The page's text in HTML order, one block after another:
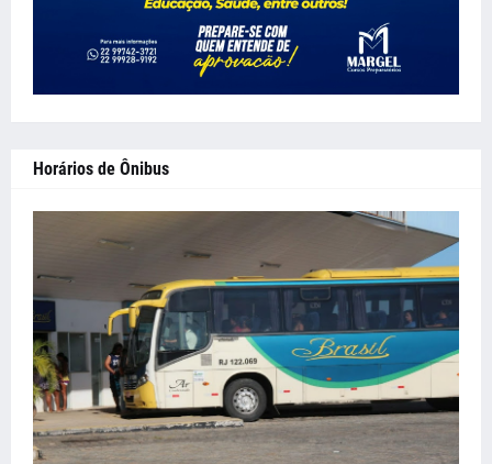
Horários de Ônibus